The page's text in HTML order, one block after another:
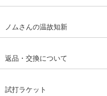
ノムさんの温故知新
返品・交換について
試打ラケット